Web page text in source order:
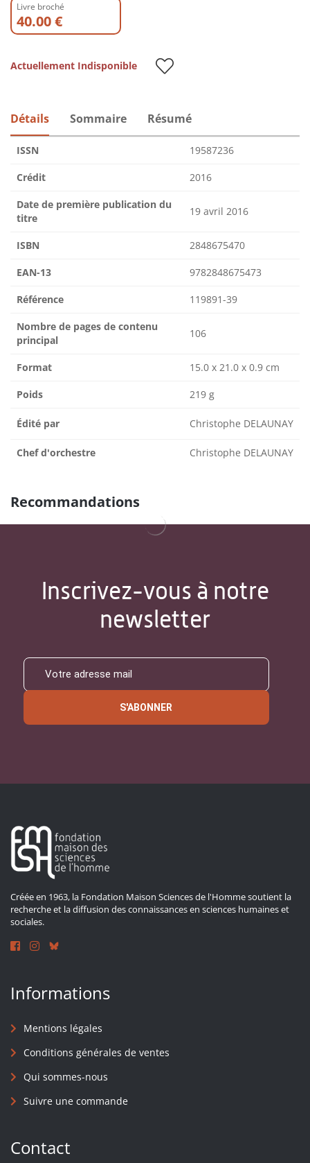
Livre broché
40.00 €
Actuellement Indisponible
Détails Sommaire Résumé
ISSN 19587236
Crédit 2016
Date de première publication du
titre
19 avril 2016
ISBN 2848675470
EAN-13 9782848675473
Référence 119891-39
Nombre de pages de contenu
principal
106
Format 15.0 x 21.0 x 0.9 cm
Poids 219 g
Édité par Christophe DELAUNAY
Chef d'orchestre Christophe DELAUNAY
Recommandations
Inscrivez-vous à notre
newsletter
S'ABONNER
Créée en 1963, la Fondation Maison Sciences de l'Homme soutient la
recherche et la diffusion des connaissances en sciences humaines et
sociales.
Informations
Mentions légales
Conditions générales de ventes
Qui sommes-nous
Suivre une commande
Contact